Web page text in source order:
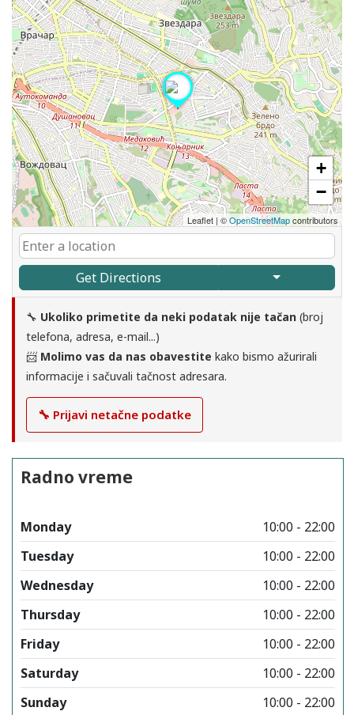
+
−
Leaflet| ©OpenStreetMapcontributors
Get Directions
🔧 Ukoliko primetite da neki podatak nije tačan (broj
telefona, adresa, e-mail...)
📨 Molimo vas da nas obavestite kako bismo ažurirali
informacije i sačuvali tačnost adresara.
🔧 Prijavi netačne podatke
Radno vreme
Monday
10:00 - 22:00
Tuesday
10:00 - 22:00
Wednesday
10:00 - 22:00
Thursday
10:00 - 22:00
Friday
10:00 - 22:00
Saturday
10:00 - 22:00
Sunday
10:00 - 22:00